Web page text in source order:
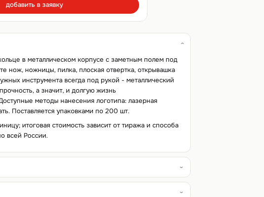
добавить в заявку
в металлическом корпусе с заметным полем под
нож, ножницы, пилка, плоская отвертка, открывашка
инструмента всегда под рукой - металлический
а значит, и долгую жизнь
методы нанесения логотипа: лазерная
Поставляется упаковками по 200 шт.
итоговая стоимость зависит от тиража и способа
всей России.